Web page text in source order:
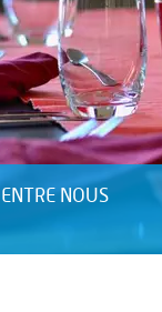
ENTRE NOUS